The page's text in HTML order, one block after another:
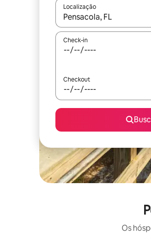
Localização
Quando os resultados
Check-in
Checkout
Os